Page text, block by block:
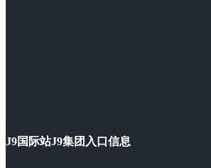
J9国际站J9集团入口信息